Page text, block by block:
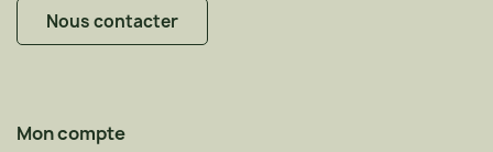
Nous contacter
Mon compte